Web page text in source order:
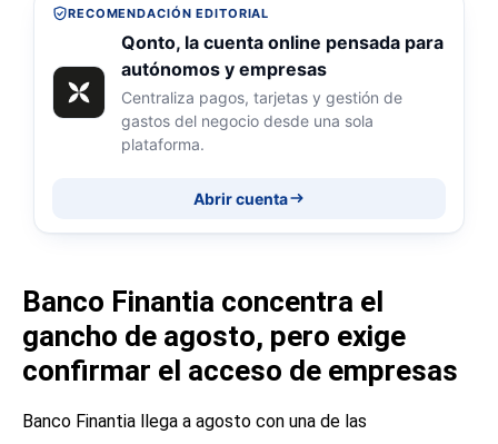
RECOMENDACIÓN EDITORIAL
Qonto, la cuenta online pensada para
autónomos y empresas
Centraliza pagos, tarjetas y gestión de
gastos del negocio desde una sola
plataforma.
Abrir cuenta
Banco Finantia concentra el
gancho de agosto, pero exige
confirmar el acceso de empresas
Banco Finantia llega a agosto con una de las